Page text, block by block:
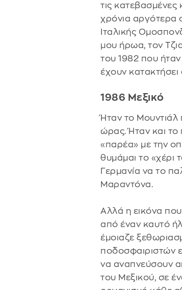
τις
χρόνια αργότερα
Ιταλικής
μου ήρωα, τον
του 1982 που ήταν
έχουν κατακτήσει
1986 Μεξικό
Ήταν το Μουντιάλ
ώρας. Ήταν και το
«παρέα» με την
θυμάμαι το «χέρι
Γερμανία να το
Μαραντόνα.
Αλλά η εικόνα
από έναν καυτό
έμοιαζε
ποδοσφαιριστών
να αναπνεύσουν
του Μεξικού, σε